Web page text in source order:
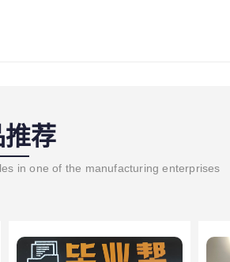
推荐
in one of the manufacturing enterprises